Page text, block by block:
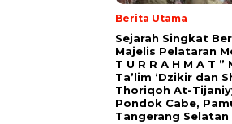
Berita Utama
Sejarah Singkat
Majelis Pelataran
T U R R A H M A T ”
Ta’lim ‘Dzikir dan
Thoriqoh At-
Pondok Cabe,
Tangerang Selatan